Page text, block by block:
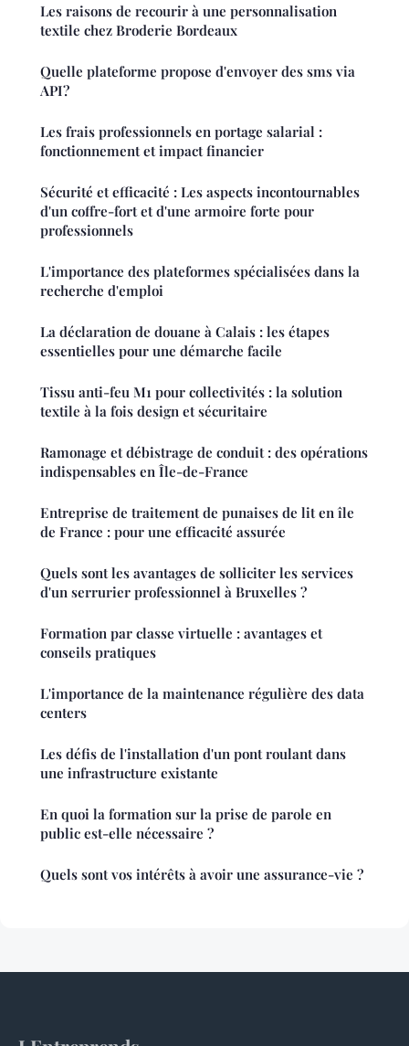
Les raisons de recourir à une personnalisation
textile chez Broderie Bordeaux
Quelle plateforme propose d'envoyer des sms via
API?
Les frais professionnels en portage salarial :
fonctionnement et impact financier
Sécurité et efficacité : Les aspects incontournables
d'un coffre-fort et d'une armoire forte pour
professionnels
L'importance des plateformes spécialisées dans la
recherche d'emploi
La déclaration de douane à Calais : les étapes
essentielles pour une démarche facile
Tissu anti-feu M1 pour collectivités : la solution
textile à la fois design et sécuritaire
Ramonage et débistrage de conduit : des opérations
indispensables en Île-de-France
Entreprise de traitement de punaises de lit en île
de France : pour une efficacité assurée
Quels sont les avantages de solliciter les services
d'un serrurier professionnel à Bruxelles ?
Formation par classe virtuelle : avantages et
conseils pratiques
L'importance de la maintenance régulière des data
centers
Les défis de l'installation d'un pont roulant dans
une infrastructure existante
En quoi la formation sur la prise de parole en
public est-elle nécessaire ?
Quels sont vos intérêts à avoir une assurance-vie ?